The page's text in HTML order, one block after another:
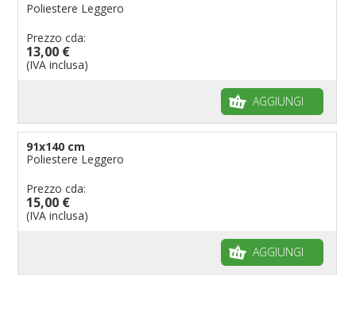
Poliestere Leggero
Prezzo cda:
13,00 €
(IVA inclusa)
AGGIUNGI
91x140 cm
Poliestere Leggero
Prezzo cda:
15,00 €
(IVA inclusa)
AGGIUNGI